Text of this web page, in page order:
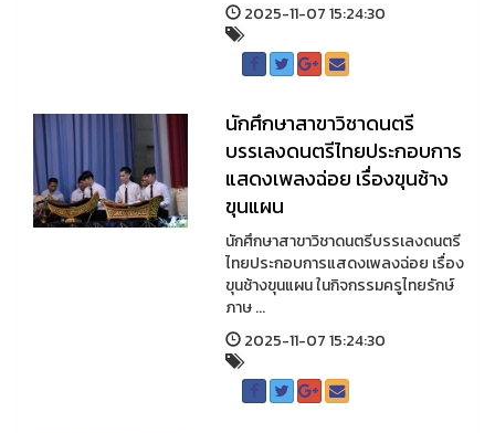
2025-11-07 15:24:30
นักศึกษาสาขาวิชาดนตรี
บรรเลงดนตรีไทยประกอบการ
แสดงเพลงฉ่อย เรื่องขุนช้าง
ขุนแผน
นักศึกษาสาขาวิชาดนตรีบรรเลงดนตรี
ไทยประกอบการแสดงเพลงฉ่อย เรื่อง
ขุนช้างขุนแผน ในกิจกรรมครูไทยรักษ์
ภาษ ...
2025-11-07 15:24:30